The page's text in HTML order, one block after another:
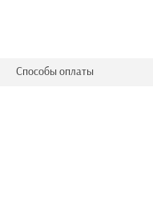
Способы оплаты